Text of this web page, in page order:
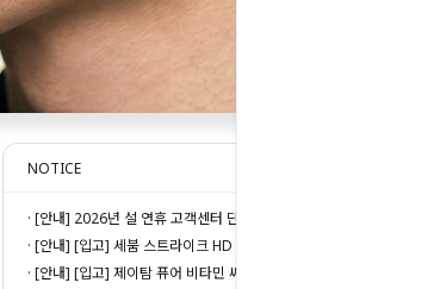
NOTICE
· [안내] 2026년 설 연휴 고객센터 단축 근무...
· [안내] [입고] 세붐 스트라이크 HD 파우더...
· [안내] [입고] 제이탐 퓨어 비타민 씨